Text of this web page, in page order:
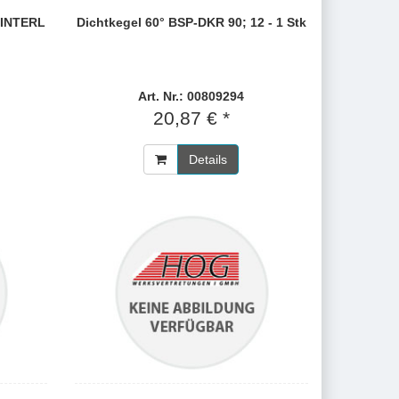
Dichtkegel 60° BSP-DKR 90; 12 - 1 Stk
Art. Nr.: 00809294
20,87 € *
Details